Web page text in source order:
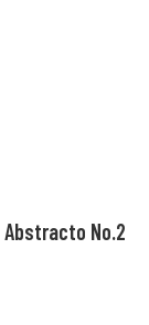
Abstracto No.2